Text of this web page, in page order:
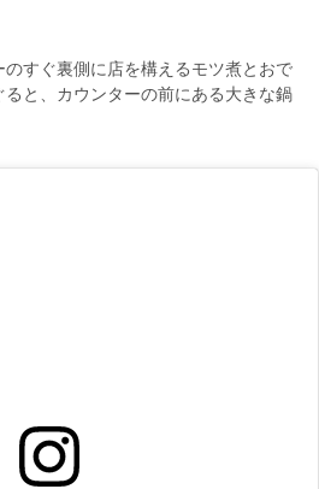
のすぐ裏側に店を構えるモツ煮とおで
と、カウンターの前にある大きな鍋